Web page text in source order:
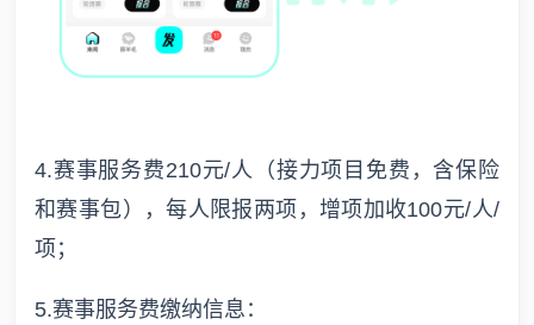
4.赛事服务费210元/人（接力项目免费，含保险
和赛事包），每人限报两项，增项加收100元/人/
项；
5.赛事服务费缴纳信息：